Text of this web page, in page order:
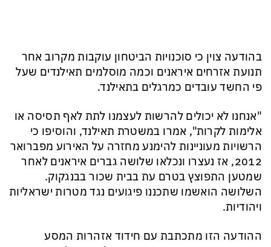
בהודעה צוין כי סוכנויות הביטחון עוקבות מקרוב אחר
תנועת אזרחים איראנים וכמה מוסלמים תאילנדים שעל
פי החשד עובדים כמרגלים בתאילנד.
"אנחנו לא יכולים להרשות לעצמנו לתת לאף תסיסה או
אלימות לקרות", אמרו במשטרת תאילנד, והוסיפו כי
הרשויות מעוניינות להימנע מחזרה על האירוע מפברואר
2012, אז נעצרו ונכלאו שלושה גברים איראנים לאחר
שמטען התפוצץ בטרם עת בבית שכור בבנגקוק.
השלושה הואשמו שתכננו פיגועים נגד מטרות ישראליות
ויהודיות.
ההודעה הזו מתכתבת עם חידוד אזהרות המסע